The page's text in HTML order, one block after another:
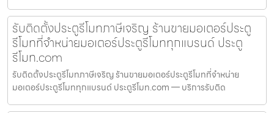
รับติดตั้งประตูรีโมทภาษีเจริญ ร้านขายมอเตอร์ประตู
รีโมทที่จำหน่ายมอเตอร์ประตูรีโมททุกแบรนด์ ประตู
รีโมท.com
รับติดตั้งประตูรีโมทภาษีเจริญ ร้านขายมอเตอร์ประตูรีโมทที่จำหน่าย
มอเตอร์ประตูรีโมททุกแบรนด์ ประตูรีโมท.com — บริการรับติด